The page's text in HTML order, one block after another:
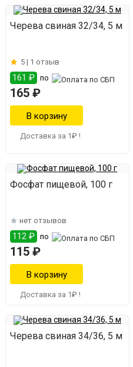
Черева свиная 32/34, 5 м
5 | 1 отзыв
161 ₽ по
165 ₽
Доставка за 1₽ !
Фосфат пищевой, 100 г
нет отзывов
112 ₽ по
115 ₽
Доставка за 1₽ !
Черева свиная 34/36, 5 м